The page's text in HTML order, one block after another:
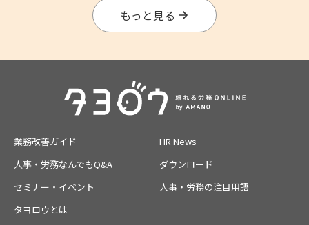
もっと見る
業務改善ガイド
HR News
人事・労務なんでもQ&A
ダウンロード
セミナー・イベント
人事・労務の注目用語
タヨロウとは